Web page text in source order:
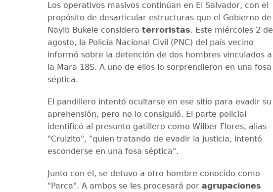
Los operativos masivos continúan en El Salvador, con el
propósito de desarticular estructuras que el Gobierno de
Nayib Bukele considera terroristas. Este miércoles 2 de
agosto, la Policía Nacional Civil (PNC) del país vecino
informó sobre la detención de dos hombres vinculados a
la Mara 18S. A uno de ellos lo sorprendieron en una fosa
séptica.
El pandillero intentó ocultarse en ese sitio para evadir su
aprehensión, pero no lo consiguió. El parte policial
identificó al presunto gatillero como Wilber Flores, alias
"Cruizito", "quien tratando de evadir la justicia, intentó
esconderse en una fosa séptica".
Junto con él, se detuvo a otro hombre conocido como
"Parca". A ambos se les procesará por agrupaciones